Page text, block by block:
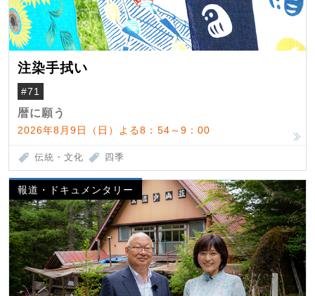
注染手拭い
#71
暦に願う
2026年8月9日（日）よる8：54～9：00
伝統・文化 四季
報道・ドキュメンタリー